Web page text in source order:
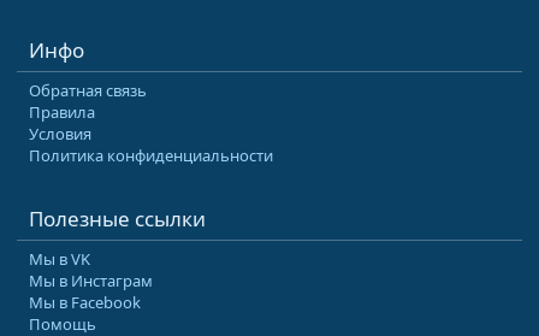
Инфо
Обратная связь
Правила
Условия
Политика конфиденциальности
Полезные ссылки
Мы в VK
Мы в Инстаграм
Мы в Facebook
Помощь